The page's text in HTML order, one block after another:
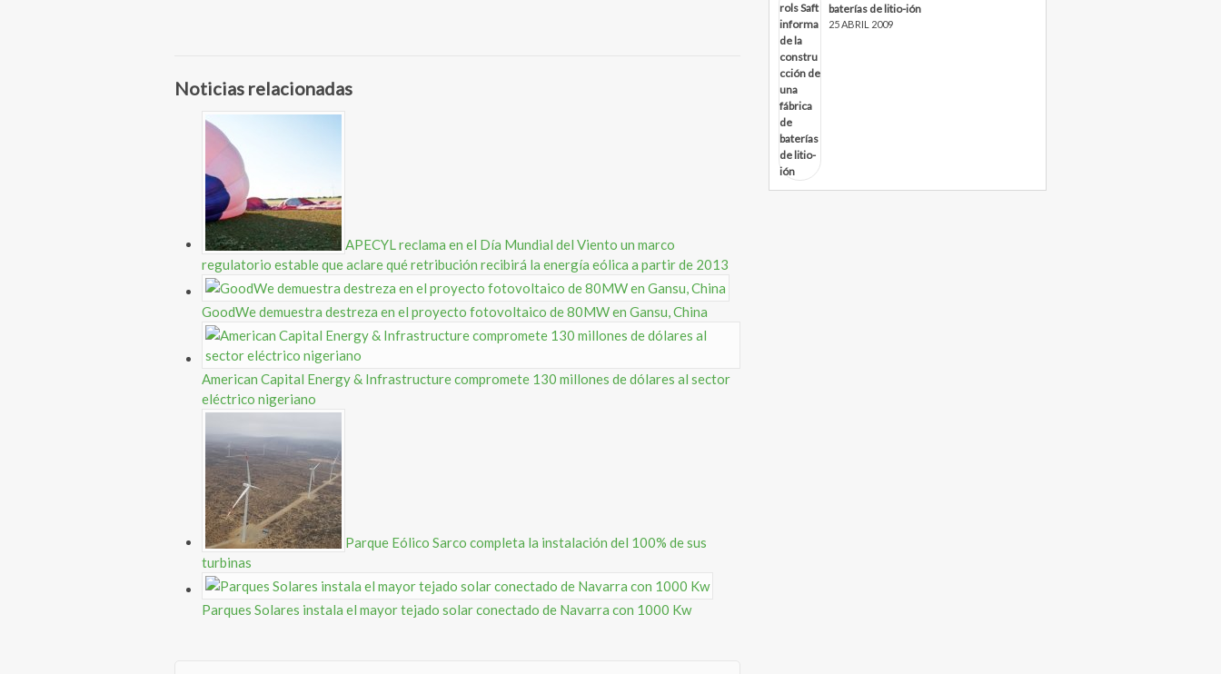
Noticias relacionadas
APECYL reclama en el Día Mundial del Viento un marco
regulatorio estable que aclare qué retribución recibirá la energía eólica a partir de 2013
GoodWe demuestra destreza en el proyecto fotovoltaico de 80MW en Gansu, China
American Capital Energy & Infrastructure compromete 130 millones de dólares al sector
eléctrico nigeriano
Parque Eólico Sarco completa la instalación del 100% de sus
turbinas
Parques Solares instala el mayor tejado solar conectado de Navarra con 1000 Kw
baterías de litio-ión
25 ABRIL 2009